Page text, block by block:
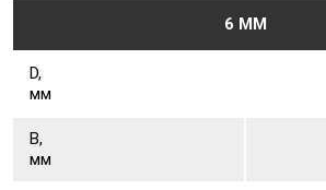
6 ММ
D,
мм
В,
мм